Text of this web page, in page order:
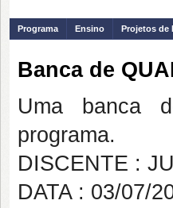
Programa Ensino Projetos de
Banca de
Uma banca
programa.
DISCENTE :
DATA : 03/07/